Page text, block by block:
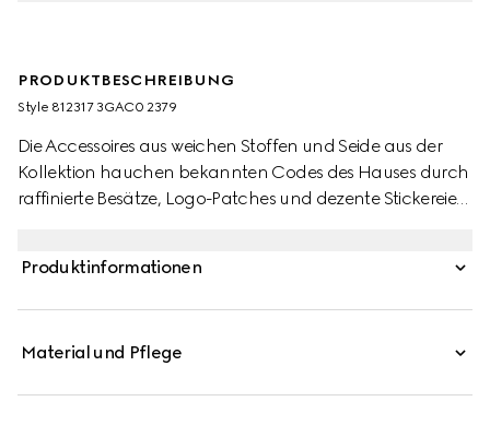
PRODUKTBESCHREIBUNG
Style ‎812317 3GAC0 2379
Die Accessoires aus weichen Stoffen und Seide aus der
Kollektion hauchen bekannten Codes des Hauses durch
raffinierte Besätze, Logo-Patches und dezente Stickereien
Produktinformationen
Material und Pflege